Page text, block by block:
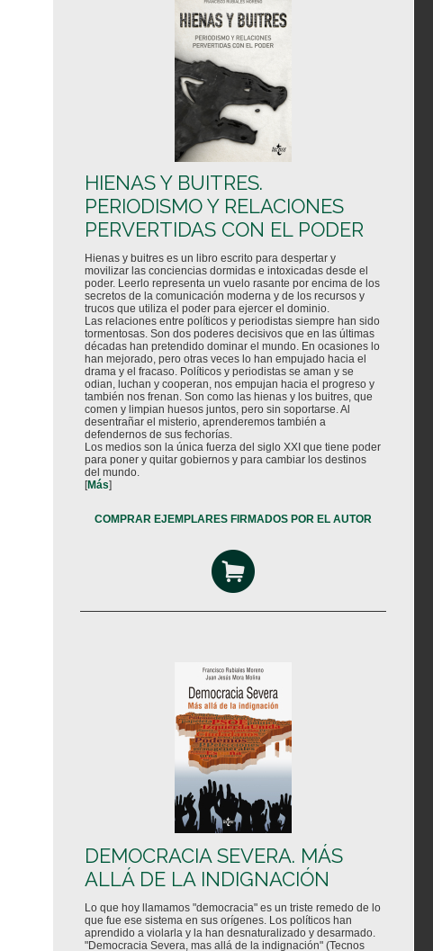
HIENAS Y BUITRES.
PERIODISMO Y RELACIONES
PERVERTIDAS CON EL PODER
Hienas y buitres es un libro escrito para despertar y
movilizar las conciencias dormidas e intoxicadas desde el
poder. Leerlo representa un vuelo rasante por encima de los
secretos de la comunicación moderna y de los recursos y
trucos que utiliza el poder para ejercer el dominio.
Las relaciones entre políticos y periodistas siempre han sido
tormentosas. Son dos poderes decisivos que en las últimas
décadas han pretendido dominar el mundo. En ocasiones lo
han mejorado, pero otras veces lo han empujado hacia el
drama y el fracaso. Políticos y periodistas se aman y se
odian, luchan y cooperan, nos empujan hacia el progreso y
también nos frenan. Son como las hienas y los buitres, que
comen y limpian huesos juntos, pero sin soportarse. Al
desentrañar el misterio, aprenderemos también a
defendernos de sus fechorías.
Los medios son la única fuerza del siglo XXI que tiene poder
para poner y quitar gobiernos y para cambiar los destinos
del mundo.
[Más]
COMPRAR EJEMPLARES FIRMADOS POR EL AUTOR
DEMOCRACIA SEVERA. MÁS
ALLÁ DE LA INDIGNACIÓN
Lo que hoy llamamos "democracia" es un triste remedo de lo
que fue ese sistema en sus orígenes. Los políticos han
aprendido a violarla y la han desnaturalizado y desarmado.
"Democracia Severa, mas allá de la indignación" (Tecnos